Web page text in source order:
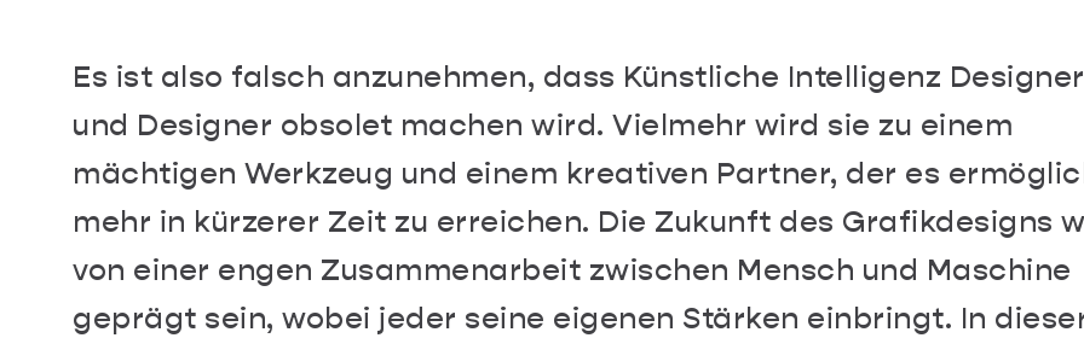
Es ist also falsch anzunehmen, dass Künstliche Intelligenz
und Designer obsolet machen wird. Vielmehr wird sie zu einem
mächtigen Werkzeug und einem kreativen Partner, der es
mehr in kürzerer Zeit zu erreichen. Die Zukunft des Grafikdesigns
von einer engen Zusammenarbeit zwischen Mensch und Maschine
geprägt sein, wobei jeder seine eigenen Stärken einbringt. In